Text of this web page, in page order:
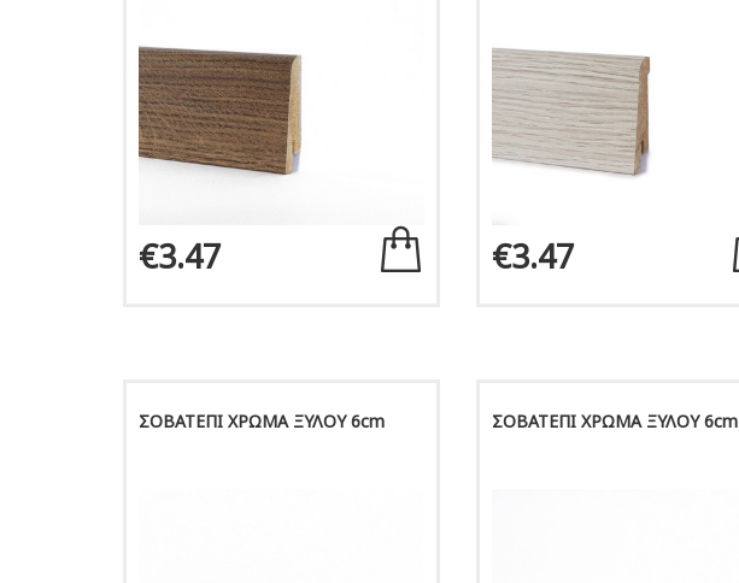
€3.47 €3.47
ΣΟΒΑΤΕΠΙ ΧΡΩΜΑ ΞΥΛΟΥ 6cm ΣΟΒΑΤΕΠΙ ΧΡΩΜΑ ΞΥΛΟΥ 6cm